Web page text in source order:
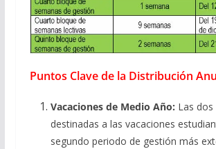
Puntos Clave de la Distribución
Vacaciones de Medio Año: Las
destinadas a las vacaciones
segundo periodo de gestión más